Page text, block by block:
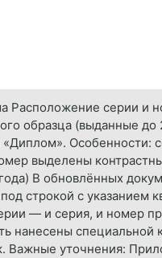
Расположение серии и
образца (выданные до
Особенности:
выделены
В обновлённых
строкой с
— и серия, и
нанесены специальной
Важные уточнения: